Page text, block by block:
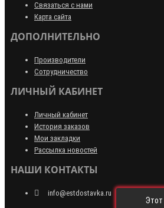
Связаться с нами
Карта сайта
ДОПОЛНИТЕЛЬНО
Производители
Сотрудничество
ЛИЧНЫЙ КАБИНЕТ
Личный кабинет
История заказов
Мои закладки
Рассылка новостей
НАШИ КОНТАКТЫ
info@estdostavka.ru